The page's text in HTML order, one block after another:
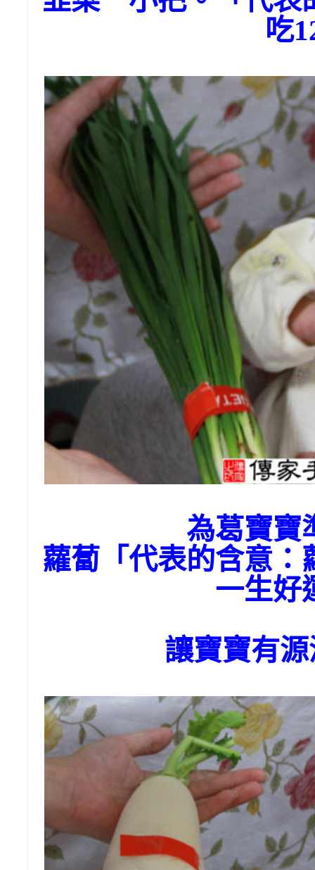
吃
為葛寶寶
蘿蔔「代表的含意：
一生好
讓寶寶有